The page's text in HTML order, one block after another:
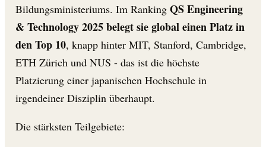
Bildungsministeriums. Im Ranking QS Engineering
& Technology 2025 belegt sie global einen Platz in
den Top 10, knapp hinter MIT, Stanford, Cambridge,
ETH Zürich und NUS - das ist die höchste
Platzierung einer japanischen Hochschule in
irgendeiner Disziplin überhaupt.
Die stärksten Teilgebiete: